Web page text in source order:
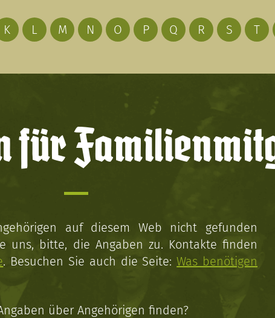
K L M N O P Q R S T
für
auf diesem Web nicht gefunden
uns, bitte, die Angaben zu. Kontakte finden
. Besuchen Sie auch die Seite:Was benötigen
über Angehörigen finden?